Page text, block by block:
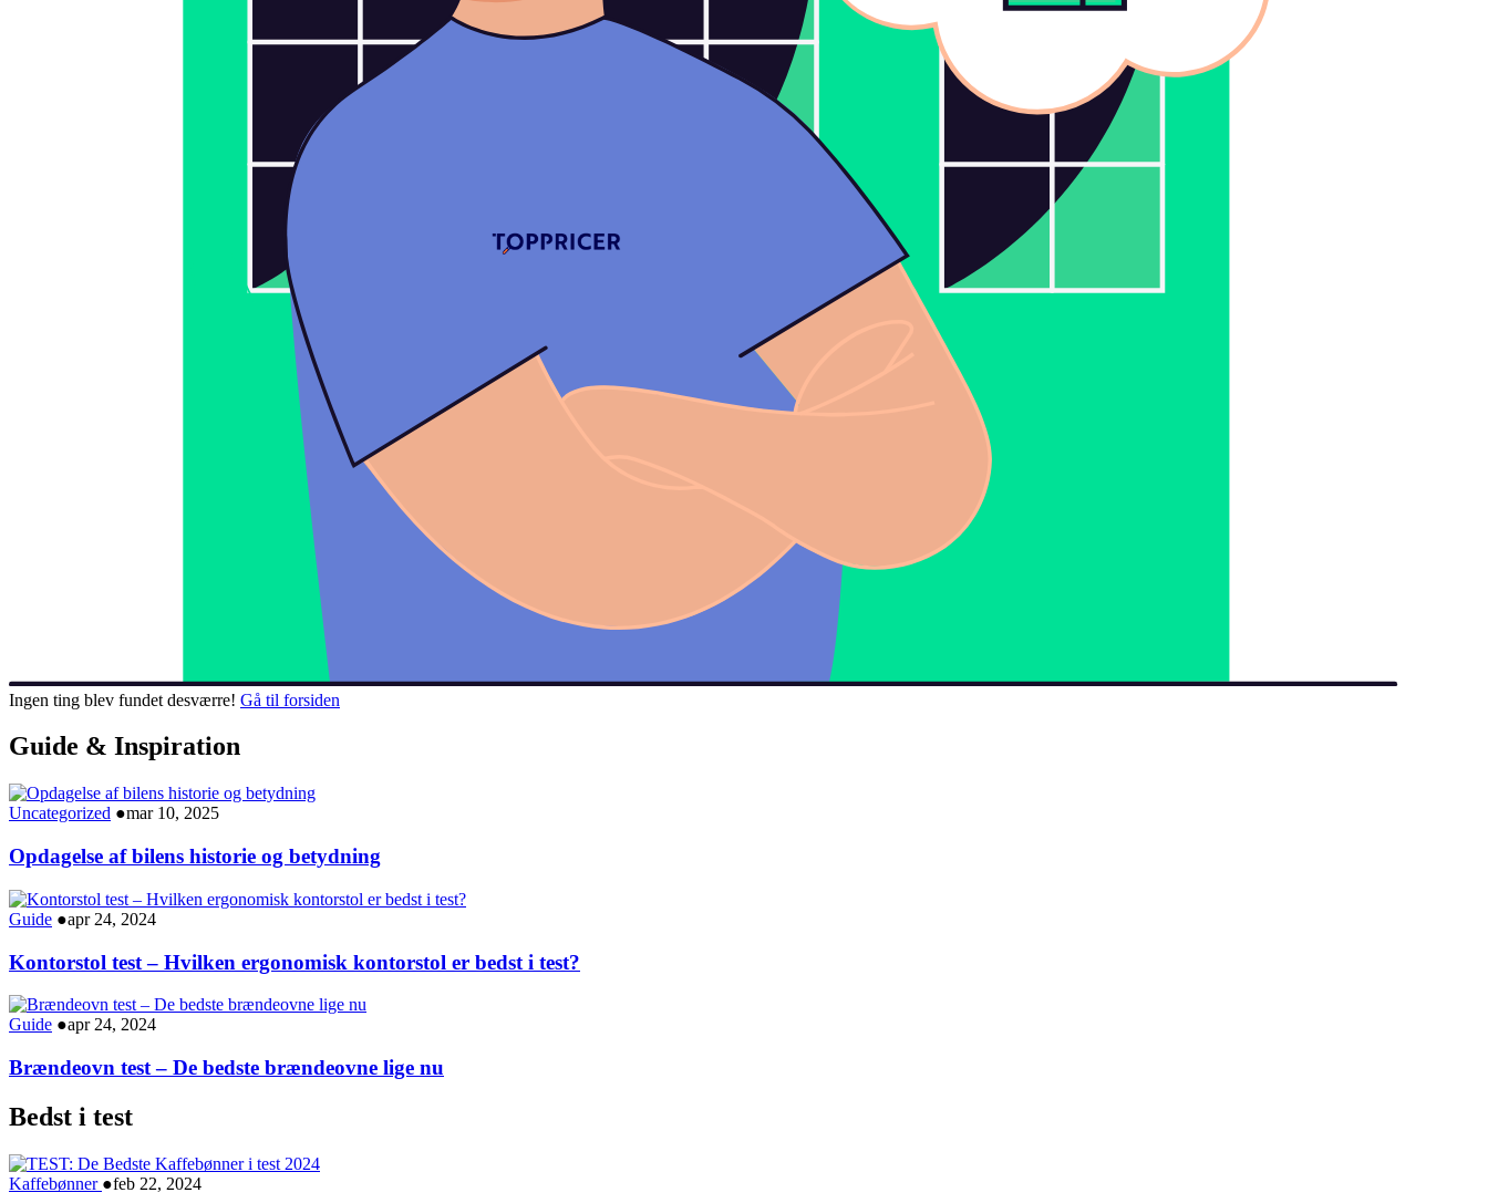
Ingen ting blev fundet desværre! Gå til forsiden
Guide & Inspiration
Uncategorized ●mar 10, 2025
Opdagelse af bilens historie og betydning
Guide ●apr 24, 2024
Kontorstol test – Hvilken ergonomisk kontorstol er bedst i test?
Guide ●apr 24, 2024
Brændeovn test – De bedste brændeovne lige nu
Bedst i test
Kaffebønner ●feb 22, 2024